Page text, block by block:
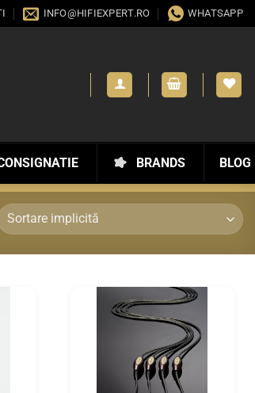
INFO@HIFIEXPERT.RO WHATSAPP
BLOG
BRANDS
WISHLIST